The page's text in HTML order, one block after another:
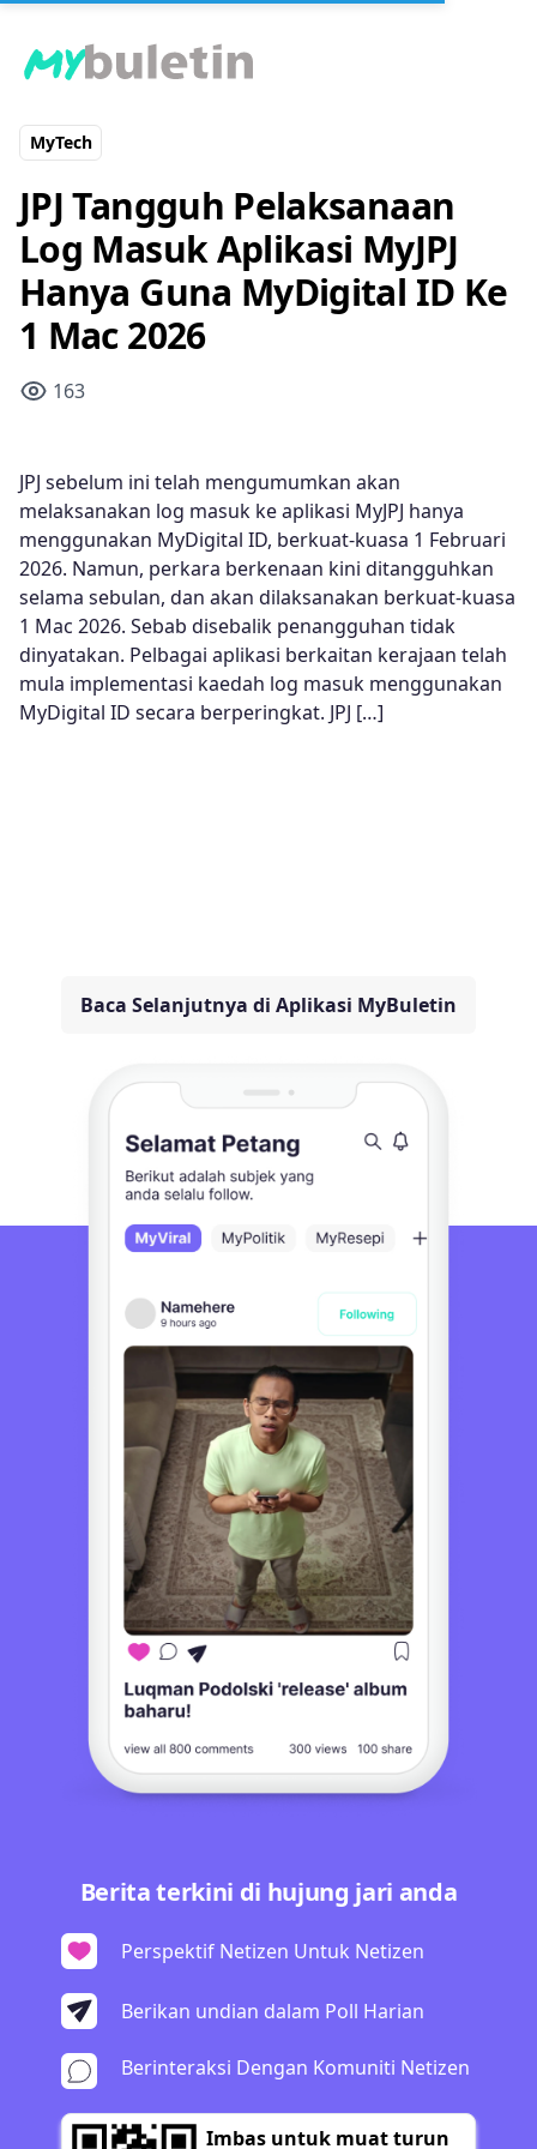
MyTech
JPJ Tangguh Pelaksanaan
Log Masuk Aplikasi MyJPJ
Hanya Guna MyDigital ID Ke
1 Mac 2026
163
JPJ sebelum ini telah mengumumkan akan
melaksanakan log masuk ke aplikasi MyJPJ hanya
menggunakan MyDigital ID, berkuat-kuasa 1 Februari
2026. Namun, perkara berkenaan kini ditangguhkan
selama sebulan, dan akan dilaksanakan berkuat-kuasa
1 Mac 2026. Sebab disebalik penangguhan tidak
dinyatakan. Pelbagai aplikasi berkaitan kerajaan telah
mula implementasi kaedah log masuk menggunakan
MyDigital ID secara berperingkat. JPJ […]
Baca Selanjutnya di Aplikasi MyBuletin
Berita terkini di hujung jari anda
Perspektif Netizen Untuk Netizen
Berikan undian dalam Poll Harian
Berinteraksi Dengan Komuniti Netizen
Imbas untuk muat turun